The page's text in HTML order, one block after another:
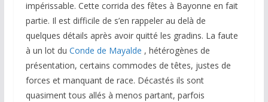
impérissable. Cette corrida des fêtes à Bayonne en fait
partie. Il est difficile de s’en rappeler au delà de
quelques détails après avoir quitté les gradins. La faute
à un lot du Conde de Mayalde , hétérogènes de
présentation, certains commodes de têtes, justes de
forces et manquant de race. Décastés ils sont
quasiment tous allés à menos partant, parfois